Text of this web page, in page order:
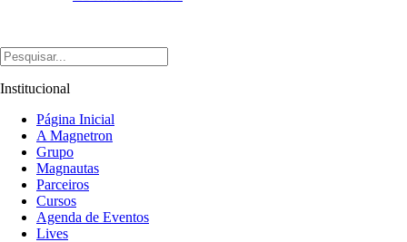
Institucional
Página Inicial
A Magnetron
Grupo
Magnautas
Parceiros
Cursos
Agenda de Eventos
Lives